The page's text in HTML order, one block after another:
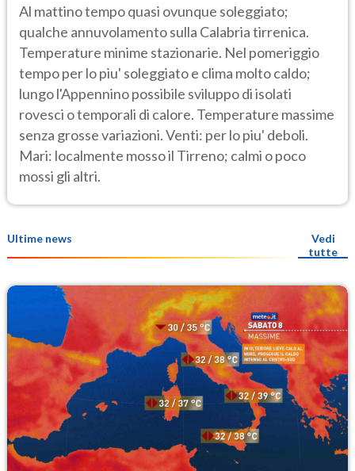
Al mattino tempo quasi ovunque soleggiato;
qualche annuvolamento sulla Calabria tirrenica.
Temperature minime stazionarie. Nel pomeriggio
tempo per lo piu' soleggiato e clima molto caldo;
lungo l'Appennino possibile sviluppo di isolati
rovesci o temporali di calore. Temperature massime
senza grosse variazioni. Venti: per lo piu' deboli.
Mari: localmente mosso il Tirreno; calmi o poco
mossi gli altri.
Ultime news
Vedi
tutte